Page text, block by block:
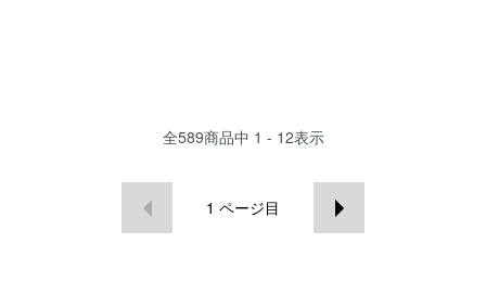
全589商品中 1 - 12表示
1 ページ目